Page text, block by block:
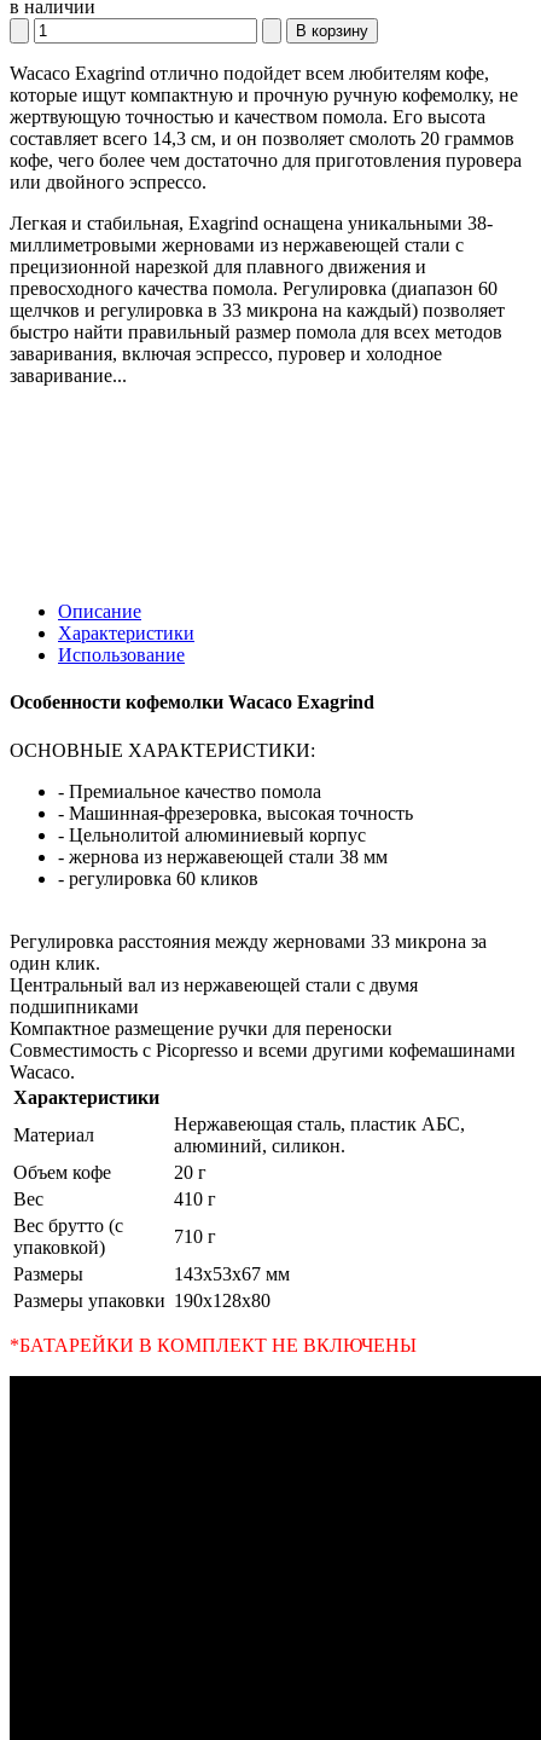
в наличии
В корзину
Wacaco Exagrind отлично подойдет всем любителям кофе,
которые ищут компактную и прочную ручную кофемолку, не
жертвующую точностью и качеством помола. Его высота
составляет всего 14,3 см, и он позволяет смолоть 20 граммов
кофе, чего более чем достаточно для приготовления пуровера
или двойного эспрессо.
Легкая и стабильная, Exagrind оснащена уникальными 38-
миллиметровыми жерновами из нержавеющей стали с
прецизионной нарезкой для плавного движения и
превосходного качества помола. Регулировка (диапазон 60
щелчков и регулировка в 33 микрона на каждый) позволяет
быстро найти правильный размер помола для всех методов
заваривания, включая эспрессо, пуровер и холодное
заваривание...
Описание
Характеристики
Использование
Особенности кофемолки Wacaco Exagrind
ОСНОВНЫЕ ХАРАКТЕРИСТИКИ:
- Премиальное качество помола
- Машинная-фрезеровка, высокая точность
- Цельнолитой алюминиевый корпус
- жернова из нержавеющей стали 38 мм
- регулировка 60 кликов
Регулировка расстояния между жерновами 33 микрона за
один клик.
Центральный вал из нержавеющей стали с двумя
подшипниками
Компактное размещение ручки для переноски
Совместимость с Picopresso и всеми другими кофемашинами
Wacaco.
Характеристики
Материал
Нержавеющая сталь, пластик АБС,
алюминий, силикон.
Объем кофе
20 г
Вес
410 г
Вес брутто (с
упаковкой)
710 г
Размеры
143x53x67 мм
Размеры упаковки 190x128x80
*БАТАРЕЙКИ В КОМПЛЕКТ НЕ ВКЛЮЧЕНЫ